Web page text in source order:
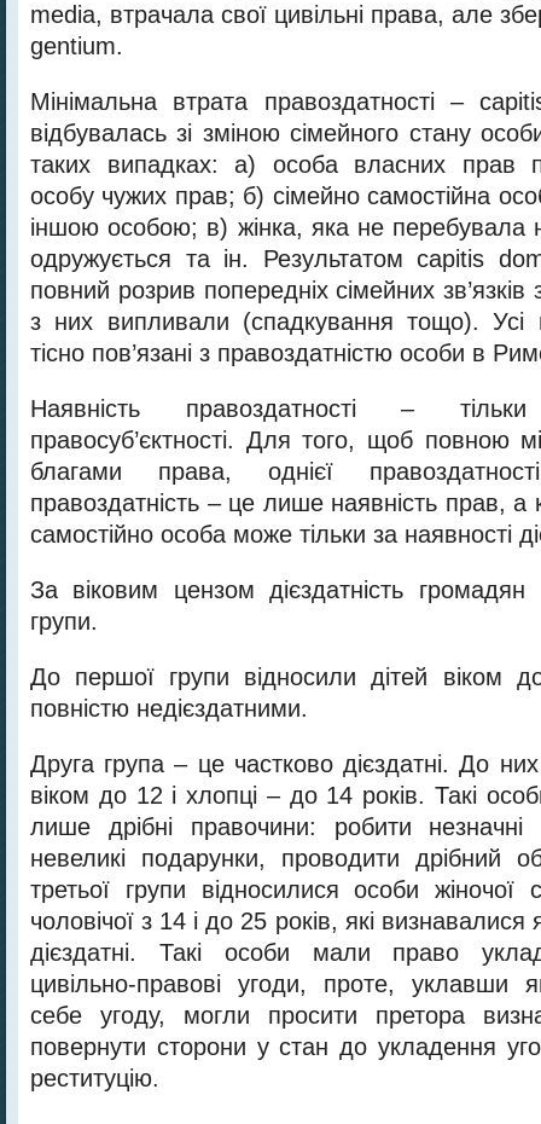
media, втрачала свої цивільні права, але
gentium.
Мінімальна втрата правоздатності –
відбувалась зі зміною сімейного стану
таких випадках: а) особа власних прав
особу чужих прав; б) сімейно самостійна
іншою особою; в) жінка, яка не перебувала
одружується та ін. Результатом capitis
повний розрив попередніх сімейних зв’язків
з них випливали (спадкування тощо). Усі
тісно пов’язані з правоздатністю особи в
Наявність правоздатності –
правосуб’єктності. Для того, щоб повною
благами права, однієї
правоздатність – це лише наявність прав, а
самостійно особа може тільки за наявності
За віковим цензом дієздатність
групи.
До першої групи відносили дітей віком
повністю недієздатними.
Друга група – це частково дієздатні. До
віком до 12 і хлопці – до 14 років. Такі
лише дрібні правочини: робити незначні
невеликі подарунки, проводити дрібний
третьої групи відносилися особи жіночої
чоловічої з 14 і до 25 років, які визнавалися
дієздатні. Такі особи мали право
цивільно-правові угоди, проте, уклавши
себе угоду, могли просити претора
повернути сторони у стан до укладення
реституцію.